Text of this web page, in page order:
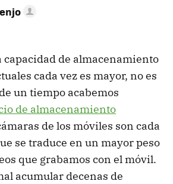
capacidad de almacenamiento
cada vez es mayor, no es
un tiempo acabemos
de almacenamiento
de los móviles son cada
se traduce en un mayor peso
que grabamos con el móvil.
acumular decenas de